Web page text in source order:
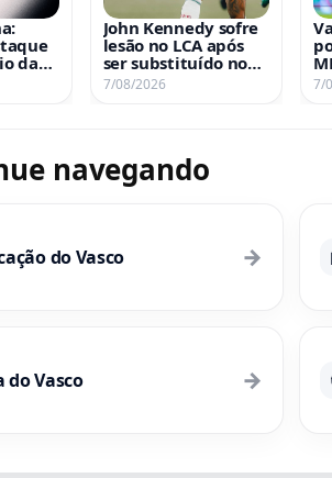
da
John Kennedy sofre
lesão no LCA após
ser substituído no
clássico contra o
7/08/2026 7/
navegando
do Vasco →
do Vasco →